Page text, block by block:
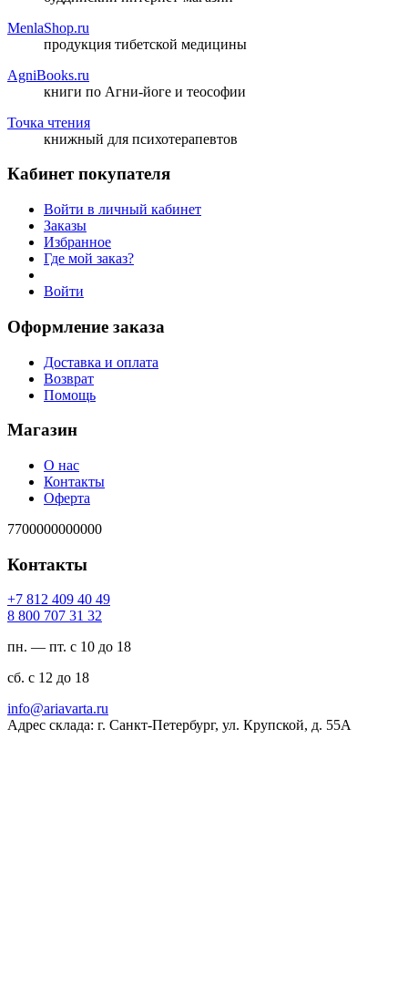
MenlaShop.ru
продукция тибетской медицины
AgniBooks.ru
книги по Агни-йоге и теософии
Точка чтения
книжный для психотерапевтов
Кабинет покупателя
Войти в личный кабинет
Заказы
Избранное
Где мой заказ?
Войти
Оформление заказа
Доставка и оплата
Возврат
Помощь
Магазин
О нас
Контакты
Оферта
7700000000000
Контакты
94 04 904 218 7+
23 13 707 008 8
пн. — пт. с 10 до 18
сб. с 12 до 18
ur.atravaira@ofni
Адрес склада: г. Санкт-Петербург, ул. Крупской, д. 55А